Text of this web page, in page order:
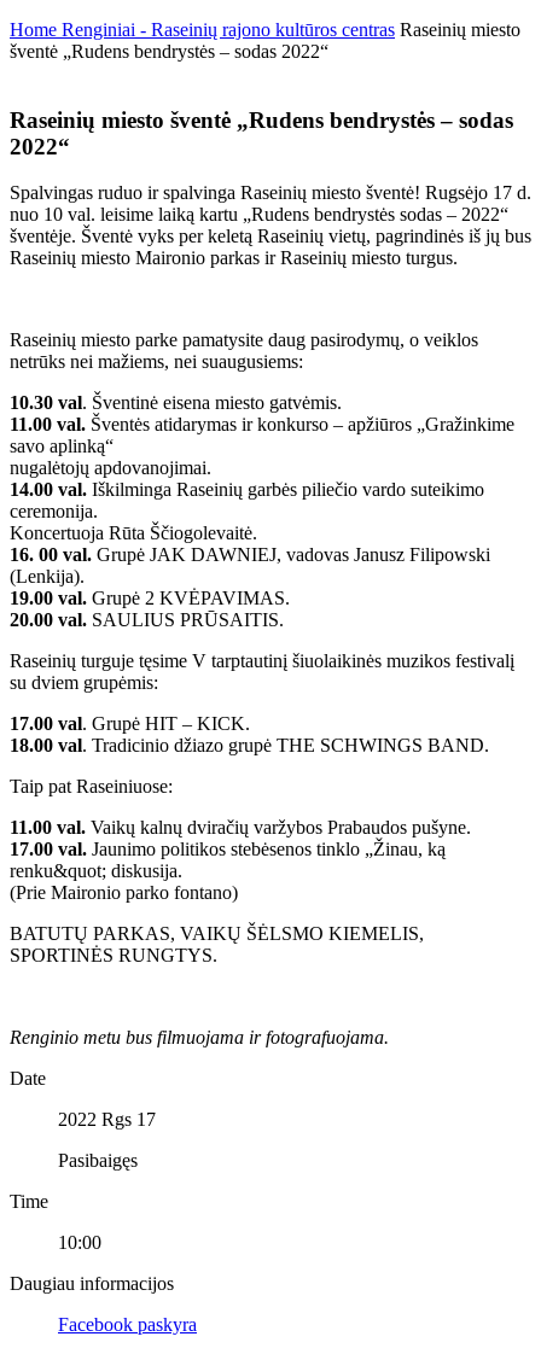
Home Renginiai - Raseinių rajono kultūros centras Raseinių miesto
šventė „Rudens bendrystės – sodas 2022“
Raseinių miesto šventė „Rudens bendrystės – sodas
2022“
Spalvingas ruduo ir spalvinga Raseinių miesto šventė! Rugsėjo 17 d.
nuo 10 val. leisime laiką kartu „Rudens bendrystės sodas – 2022“
šventėje. Šventė vyks per keletą Raseinių vietų, pagrindinės iš jų bus
Raseinių miesto Maironio parkas ir Raseinių miesto turgus.
Raseinių miesto parke pamatysite daug pasirodymų, o veiklos
netrūks nei mažiems, nei suaugusiems:
10.30 val. Šventinė eisena miesto gatvėmis.
11.00 val. Šventės atidarymas ir konkurso – apžiūros „Gražinkime
savo aplinką“
nugalėtojų apdovanojimai.
14.00 val. Iškilminga Raseinių garbės piliečio vardo suteikimo
ceremonija.
Koncertuoja Rūta Ščiogolevaitė.
16. 00 val. Grupė JAK DAWNIEJ, vadovas Janusz Filipowski
(Lenkija).
19.00 val. Grupė 2 KVĖPAVIMAS.
20.00 val. SAULIUS PRŪSAITIS.
Raseinių turguje tęsime V tarptautinį šiuolaikinės muzikos festivalį
su dviem grupėmis:
17.00 val. Grupė HIT – KICK.
18.00 val. Tradicinio džiazo grupė THE SCHWINGS BAND.
Taip pat Raseiniuose:
11.00 val. Vaikų kalnų dviračių varžybos Prabaudos pušyne.
17.00 val. Jaunimo politikos stebėsenos tinklo „Žinau, ką
renku&quot; diskusija.
(Prie Maironio parko fontano)
BATUTŲ PARKAS, VAIKŲ ŠĖLSMO KIEMELIS,
SPORTINĖS RUNGTYS.
Renginio metu bus filmuojama ir fotografuojama.
Date
2022 Rgs 17
Pasibaigęs
Time
10:00
Daugiau informacijos
Facebook paskyra